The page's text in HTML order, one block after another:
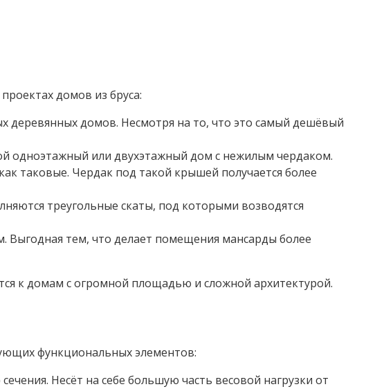
домов из бруса:
деревянных домов. Несмотря на то, что это самый дешёвый
одноэтажный или двухэтажный дом с нежилым чердаком.
таковые. Чердак под такой крышей получается более
треугольные скаты, под которыми возводятся
Выгодная тем, что делает помещения мансарды более
к домам с огромной площадью и сложной архитектурой.
функциональных элементов:
Несёт на себе большую часть весовой нагрузки от